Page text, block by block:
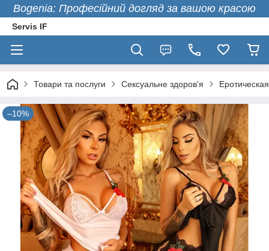
Bogenia: Професійний догляд за вашою красою
Servis IF
Товари та послуги Сексуальне здоров'я
–10%